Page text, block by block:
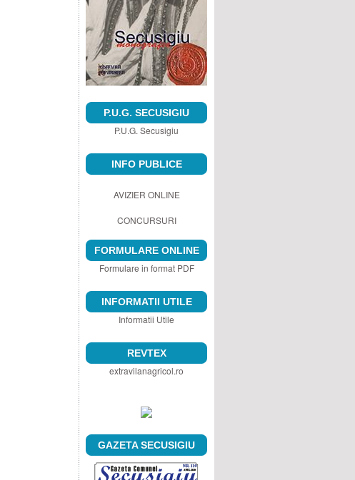
P.U.G. SECUSIGIU
P.U.G. Secusigiu
INFO PUBLICE
AVIZIER ONLINE
CONCURSURI
FORMULARE ONLINE
Formulare in format PDF
INFORMATII UTILE
Informatii Utile
REVTEX
extravilanagricol.ro
GAZETA SECUSIGIU